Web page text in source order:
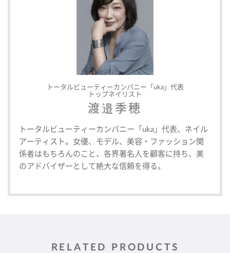
トータルビューティーカンパニー「uka」代表
トップネイリスト
渡邉季穂
トータルビューティーカンパニー「uka」代表、ネイル
アーティスト。女優、モデル、美容・ファッション関
係者はもちろんのこと、各界著名人を顧客に持ち、美
のアドバイザーとして絶大な信頼を得る。
RELATED PRODUCTS